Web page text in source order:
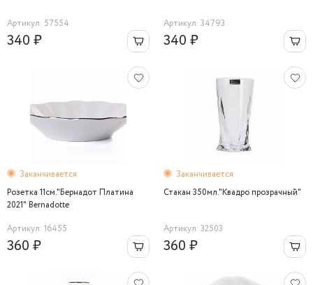
Артикул: 57554
340 ₽
Артикул: 34793
340 ₽
Заканчивается
Розетка 11см."Бернадот Платина
2021" Bernadotte
Артикул: 16455
360 ₽
Заканчивается
Стакан 350мл."Квадро прозрачный"
Артикул: 32503
360 ₽